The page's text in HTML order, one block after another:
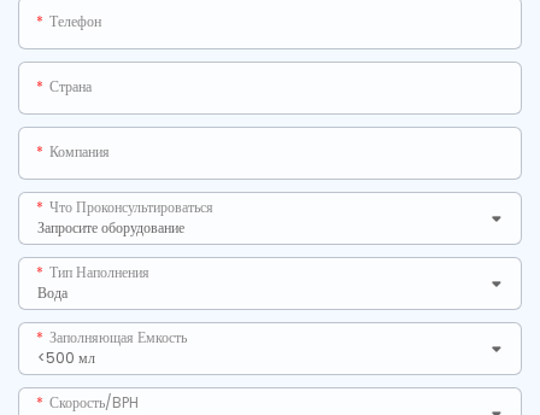
Телефон
Страна
Компания
Что Проконсультироваться
Тип Наполнения
Заполняющая Емкость
Скорость/BPH